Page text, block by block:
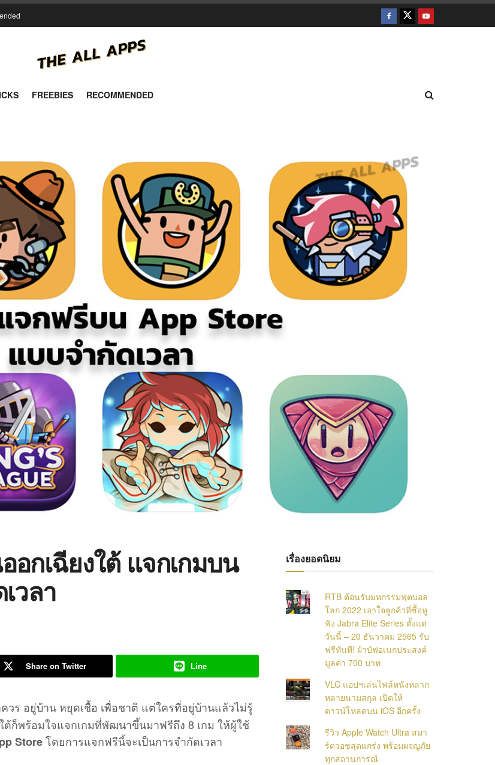
FREEBIES RECOMMENDED
กเฉียงใต้ แจกเกมบน
วลา
Share on Twitter Line
ควร อยู่บ้าน หยุดเชื้อ เพื่อชาติ แต่ใครที่อยู่บ้านแล้วไม่รู้
ต้ก็พร้อมใจแจกเกมที่พัฒนาขึ้นมาฟรีถึง 8 เกม ให้ผู้ใช้
Storeโดยการแจกฟรีนี้จะเป็นการจำกัดเวลา
เรื่องยอดนิยม
RTB ต้อนรับมหกรรมฟุตบอล
โลก 2022 เอาใจลูกค้าที่ซื้อหู
ฟัง Jabra Elite Series ตั้งแต่
วันนี้ – 20 ธันวาคม 2565 รับ
ฟรีทันที! ผ้าบัฟอเนกประสงค์
มูลค่า 700 บาท
VLC แอปฯเล่นไฟล์หนังหลาก
หลายนามสกุล เปิดให้
ดาวน์โหลดบน iOS อีกครั้ง
รีวิว Apple Watch Ultra สมา
ร์ตวอชสุดแกร่ง พร้อมผจญภัย
ทุกสถานการณ์